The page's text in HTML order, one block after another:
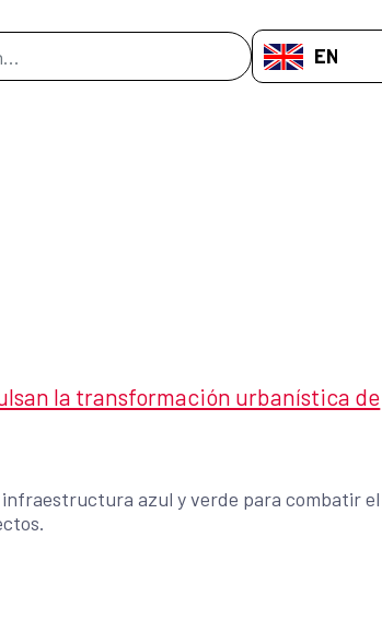
EN-GB
la transformación urbanística de
azul y verde para combatir